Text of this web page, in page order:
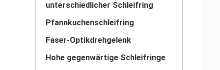
unterschiedlicher Schleifring
Pfannkuchenschleifring
Faser-Optikdrehgelenk
Hohe gegenwärtige Schleifringe